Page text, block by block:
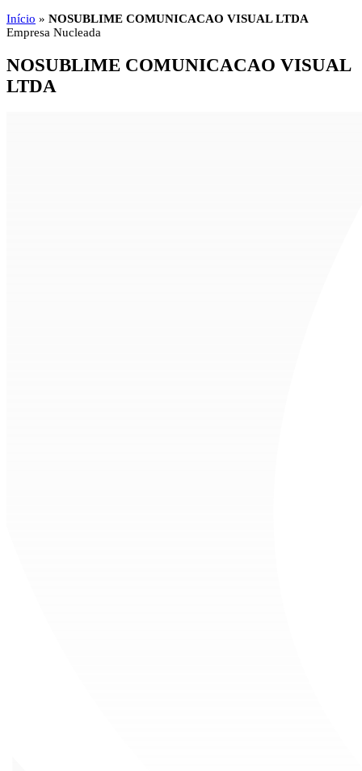
Início » NOSUBLIME COMUNICACAO VISUAL LTDA
Empresa Nucleada
NOSUBLIME COMUNICACAO VISUAL
LTDA